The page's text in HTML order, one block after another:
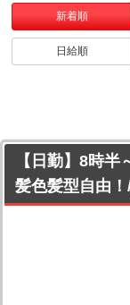
新着順
日給順
【日勤】8時
髪色髪型自由